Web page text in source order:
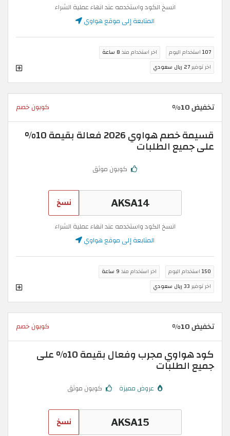
انسخ الكود واستخدمه عند انهاء عملية الشراء
المتابعة إلى موقع هواوي
107 استخدام اليوم اخر استخدام منذ 8 ساعة
اخر توفير27 ريال سعودي
تخفيض 10% كوبون خصم
قسيمة خصم هواوي 2026 فعالة بقيمة 10%
على جميع الطلبات
كوبون موثق
نسخ
انسخ الكود واستخدمه عند انهاء عملية الشراء
المتابعة إلى موقع هواوي
150 استخدام اليوم اخر استخدام منذ 9 ساعة
اخر توفير 33 ريال سعودي
تخفيض 10% كوبون خصم
كود هواوي مجرب وفعال بقيمة 10% على
جميع الطلبات
عروض مميزة كوبون موثق
نسخ